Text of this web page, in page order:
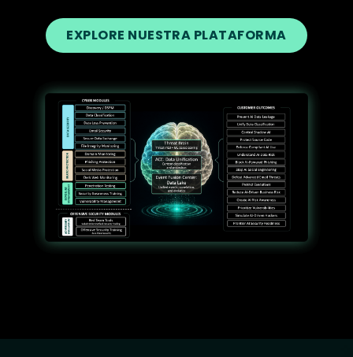
EXPLORE NUESTRA PLATAFORMA